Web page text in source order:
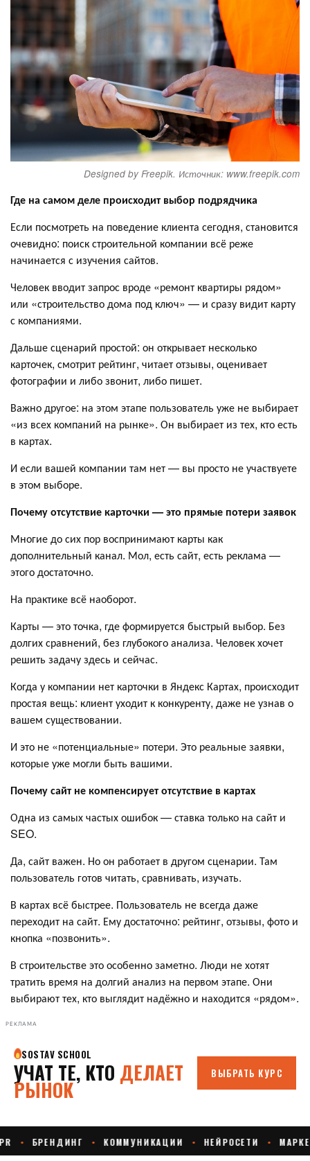
Designed by Freepik. Источник: www.freepik.com
Где на самом деле происходит выбор подрядчика
Если посмотреть на поведение клиента сегодня, становится
очевидно: поиск строительной компании всё реже
начинается с изучения сайтов.
Человек вводит запрос вроде «ремонт квартиры рядом»
или «строительство дома под ключ» — и сразу видит карту
с компаниями.
Дальше сценарий простой: он открывает несколько
карточек, смотрит рейтинг, читает отзывы, оценивает
фотографии и либо звонит, либо пишет.
Важно другое: на этом этапе пользователь уже не выбирает
«из всех компаний на рынке». Он выбирает из тех, кто есть
в картах.
И если вашей компании там нет — вы просто не участвуете
в этом выборе.
Почему отсутствие карточки — это прямые потери заявок
Многие до сих пор воспринимают карты как
дополнительный канал. Мол, есть сайт, есть реклама —
этого достаточно.
На практике всё наоборот.
Карты — это точка, где формируется быстрый выбор. Без
долгих сравнений, без глубокого анализа. Человек хочет
решить задачу здесь и сейчас.
Когда у компании нет карточки в Яндекс Картах, происходит
простая вещь: клиент уходит к конкуренту, даже не узнав о
вашем существовании.
И это не «потенциальные» потери. Это реальные заявки,
которые уже могли быть вашими.
Почему сайт не компенсирует отсутствие в картах
Одна из самых частых ошибок — ставка только на сайт и
SEO.
Да, сайт важен. Но он работает в другом сценарии. Там
пользователь готов читать, сравнивать, изучать.
В картах всё быстрее. Пользователь не всегда даже
переходит на сайт. Ему достаточно: рейтинг, отзывы, фото и
кнопка «позвонить».
В строительстве это особенно заметно. Люди не хотят
тратить время на долгий анализ на первом этапе. Они
выбирают тех, кто выглядит надёжно и находится «рядом».
РЕКЛАМА